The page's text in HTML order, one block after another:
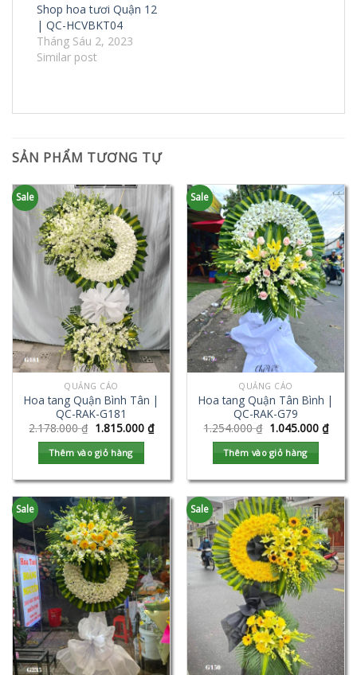
Shop hoa tươi Quận 12
| QC-HCVBKT04
Tháng Sáu 2, 2023
Similar post
SẢN PHẨM TƯƠNG TỰ
Sale
QUẢNG CÁO
Hoa tang Quận Bình Tân |
QC-RAK-G181
2.178.000₫ 1.815.000 ₫
Thêm vào giỏ hàng
Sale
QUẢNG CÁO
Hoa tang Quận Tân Bình |
QC-RAK-G79
1.254.000₫ 1.045.000 ₫
Thêm vào giỏ hàng
Sale Sale